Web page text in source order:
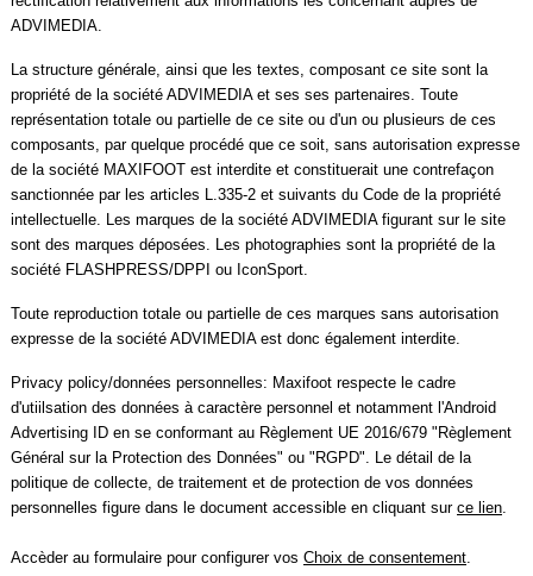
ADVIMEDIA.
La structure générale, ainsi que les textes, composant ce site sont la
propriété de la société ADVIMEDIA et ses ses partenaires. Toute
représentation totale ou partielle de ce site ou d'un ou plusieurs de ces
composants, par quelque procédé que ce soit, sans autorisation expresse
de la société MAXIFOOT est interdite et constituerait une contrefaçon
sanctionnée par les articles L.335-2 et suivants du Code de la propriété
intellectuelle. Les marques de la société ADVIMEDIA figurant sur le site
sont des marques déposées. Les photographies sont la propriété de la
société FLASHPRESS/DPPI ou IconSport.
Toute reproduction totale ou partielle de ces marques sans autorisation
expresse de la société ADVIMEDIA est donc également interdite.
Privacy policy/données personnelles: Maxifoot respecte le cadre
d'utiilsation des données à caractère personnel et notamment l'Android
Advertising ID en se conformant au Règlement UE 2016/679 "Règlement
Général sur la Protection des Données" ou "RGPD". Le détail de la
politique de collecte, de traitement et de protection de vos données
personnelles figure dans le document accessible en cliquant sur ce lien.
Accèder au formulaire pour configurer vos Choix de consentement.